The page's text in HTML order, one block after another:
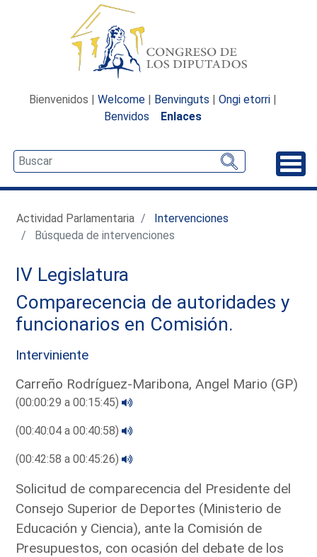
Bienvenidos | Welcome | Benvinguts | Ongi etorri |
Benvidos
Enlaces
Actividad Parlamentaria
Intervenciones
Búsqueda de intervenciones
IV Legislatura
Comparecencia de autoridades y
funcionarios en Comisión.
Interviniente
Carreño Rodríguez-Maribona, Angel Mario (GP)
(00:00:29 a 00:15:45)
(00:40:04 a 00:40:58)
(00:42:58 a 00:45:26)
Solicitud de comparecencia del Presidente del
Consejo Superior de Deportes (Ministerio de
Educación y Ciencia), ante la Comisión de
Presupuestos, con ocasión del debate de los